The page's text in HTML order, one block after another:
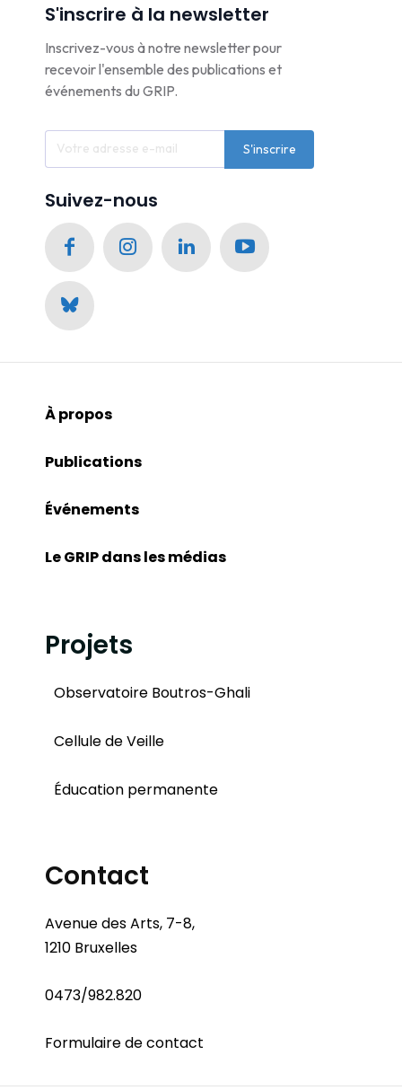
S'inscrire à la newsletter
Inscrivez-vous à notre newsletter pour
recevoir l'ensemble des publications et
événements du GRIP.
S'inscrire
Suivez-nous
À propos
Publications
Événements
Le GRIP dans les médias
Projets
Observatoire Boutros-Ghali
Cellule de Veille
Éducation permanente
Contact
Avenue des Arts, 7-8,
1210 Bruxelles
0473/982.820
Formulaire de contact